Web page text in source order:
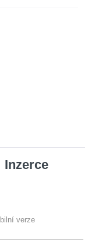
Inzerce
verze